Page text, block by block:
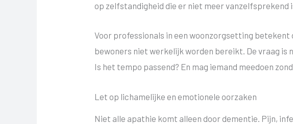
op zelfstandigheid die er niet meer vanzelfsprekend
Voor professionals in een woonzorgsetting
bewoners niet werkelijk worden bereikt. De vraag is
Is het tempo passend? En mag iemand meedoen
Let op lichamelijke en emotionele oorzaken
Niet alle apathie komt alleen door dementie. Pijn,